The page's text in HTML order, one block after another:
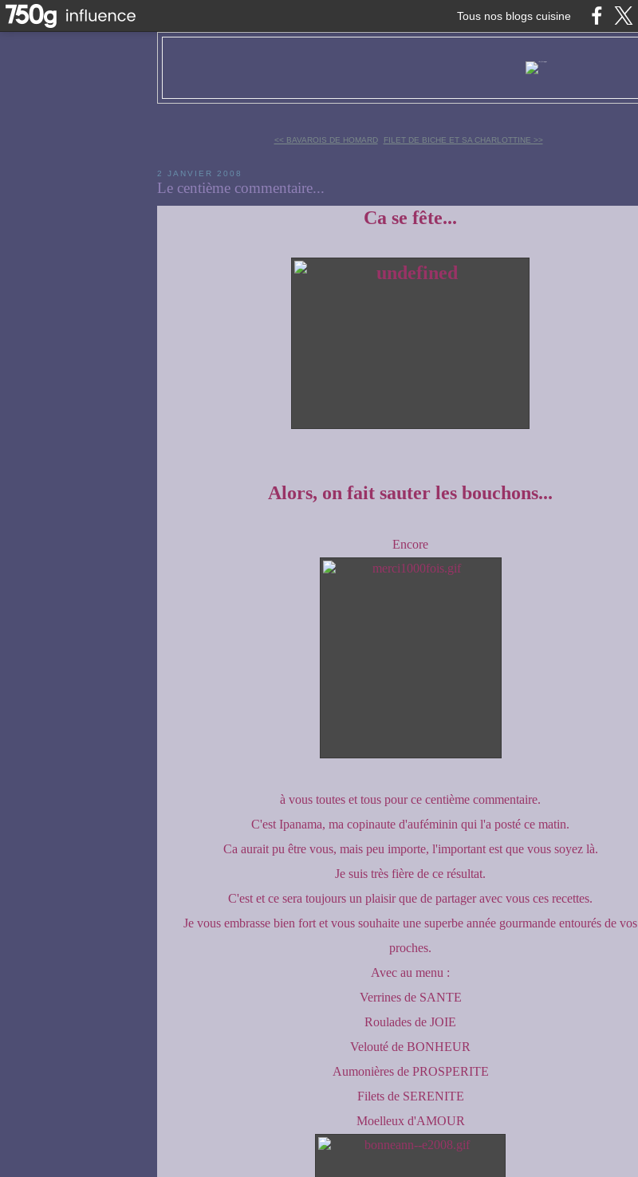
Tous nos blogs cuisine
<< BAVAROIS DE HOMARD FILET DE BICHE ET SA CHARLOTTINE >>
2 JANVIER 2008
Le centième commentaire...
Ca se fête...
Alors, on fait sauter les bouchons...
Encore
à vous toutes et tous pour ce centième commentaire.
C'est Ipanama, ma copinaute d'auféminin qui l'a posté ce matin.
Ca aurait pu être vous, mais peu importe, l'important est que vous soyez là.
Je suis très fière de ce résultat.
C'est et ce sera toujours un plaisir que de partager avec vous ces recettes.
Je vous embrasse bien fort et vous souhaite une superbe année gourmande entourés de vos
proches.
Avec au menu :
Verrines de SANTE
Roulades de JOIE
Velouté de BONHEUR
Aumonières de PROSPERITE
Filets de SERENITE
Moelleux d'AMOUR